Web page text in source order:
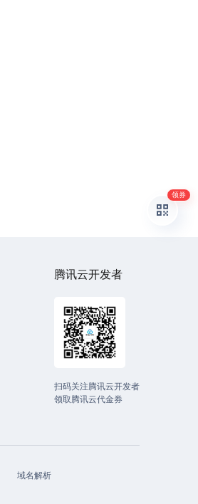
腾讯云开发者
扫码关注腾讯云开发者
领取腾讯云代金券
域名解析
领券